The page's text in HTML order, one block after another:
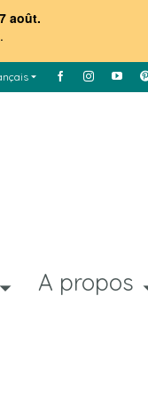
août.
.
A propos